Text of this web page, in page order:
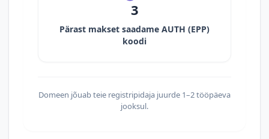
3
Pärast makset saadame AUTH (EPP)
koodi
Domeen jõuab teie registripidaja juurde 1–2 tööpäeva
jooksul.